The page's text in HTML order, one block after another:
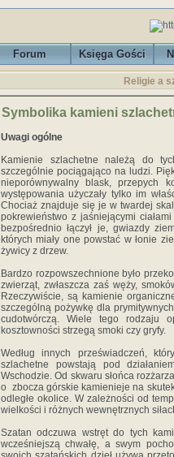
Forum Księga Gości
Religie a
Symbolika kamieni
Uwagi ogólne
Kamienie szlachetne należą do
szczególnie pociągająco na ludzi.
nieporównywalny blask, przepych
występowania użyczały tylko im
Chociaż znajduje się je w twardej
pokrewieństwo z jaśniejącymi
bezpośrednio łączył je, gwiazdy
których miały one powstać w łonie
żywicy z drzew.
Bardzo rozpowszechnione było
zwierząt, zwłaszcza zaś węży,
Rzeczywiście, są kamienie
szczególną pożywkę dla
cudotwórczą. Wiele tego rodzaju
kosztowności strzegą smoki czy gryfy.
Według innych przeświadczeń,
szlachetne powstają pod
Wschodzie. Od skwaru słońca
o zbocza górskie kamienieje na
odległe okolice. W zależności od
wielkości i różnych wewnętrznych
Szatan odczuwa wstręt do tych
wcześniejszą chwałę, a swym